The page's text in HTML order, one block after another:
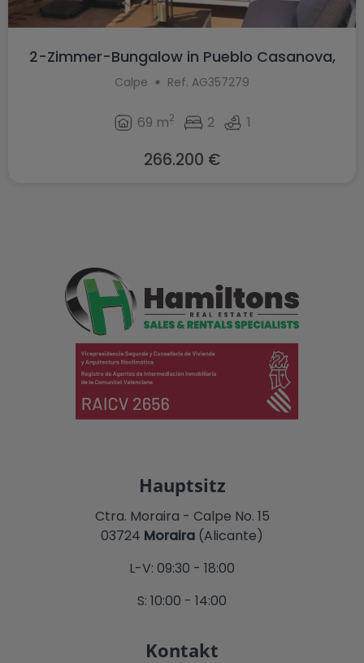
2-Zimmer-Bungalow in Pueblo Casanova,
Ca...
Calpe Ref. AG357279
69 m2 2 1
266.200 €
Hauptsitz
Ctra. Moraira - Calpe No. 15
03724 Moraira (Alicante)
L-V: 09:30 - 18:00
S: 10:00 - 14:00
Kontakt